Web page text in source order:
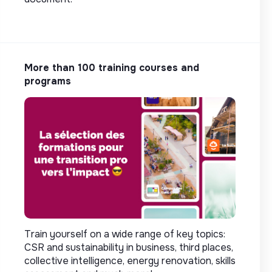
More than 100 training courses and
programs
Train yourself on a wide range of key topics:
CSR and sustainability in business, third places,
collective intelligence, energy renovation, skills